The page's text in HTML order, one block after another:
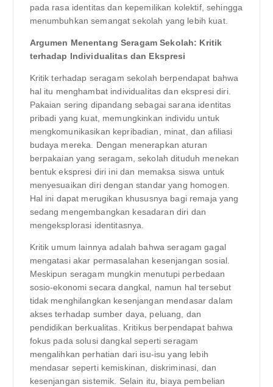
pada rasa identitas dan kepemilikan kolektif, sehingga
menumbuhkan semangat sekolah yang lebih kuat.
Argumen Menentang Seragam Sekolah: Kritik
terhadap Individualitas dan Ekspresi
Kritik terhadap seragam sekolah berpendapat bahwa
hal itu menghambat individualitas dan ekspresi diri.
Pakaian sering dipandang sebagai sarana identitas
pribadi yang kuat, memungkinkan individu untuk
mengkomunikasikan kepribadian, minat, dan afiliasi
budaya mereka. Dengan menerapkan aturan
berpakaian yang seragam, sekolah dituduh menekan
bentuk ekspresi diri ini dan memaksa siswa untuk
menyesuaikan diri dengan standar yang homogen.
Hal ini dapat merugikan khususnya bagi remaja yang
sedang mengembangkan kesadaran diri dan
mengeksplorasi identitasnya.
Kritik umum lainnya adalah bahwa seragam gagal
mengatasi akar permasalahan kesenjangan sosial.
Meskipun seragam mungkin menutupi perbedaan
sosio-ekonomi secara dangkal, namun hal tersebut
tidak menghilangkan kesenjangan mendasar dalam
akses terhadap sumber daya, peluang, dan
pendidikan berkualitas. Kritikus berpendapat bahwa
fokus pada solusi dangkal seperti seragam
mengalihkan perhatian dari isu-isu yang lebih
mendasar seperti kemiskinan, diskriminasi, dan
kesenjangan sistemik. Selain itu, biaya pembelian